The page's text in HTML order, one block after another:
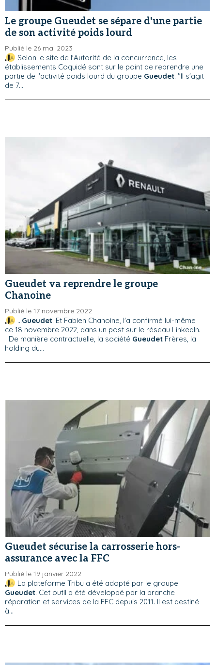
Le groupe Gueudet se sépare d'une partie
de son activité poids lourd
Publié le 26 mai 2023
Selon le site de l'Autorité de la concurrence, les
établissements Coquidé sont sur le point de reprendre une
partie de l'activité poids lourd du groupe Gueudet. "Il s'agit
de 7...
Gueudet va reprendre le groupe
Chanoine
Publié le 17 novembre 2022
...Gueudet. Et Fabien Chanoine, l'a confirmé lui-même
ce 18 novembre 2022, dans un post sur le réseau LinkedIn.
De manière contractuelle, la société Gueudet Frères, la
holding du...
Gueudet sécurise la carrosserie hors-
assurance avec la FFC
Publié le 19 janvier 2022
La plateforme Tribu a été adopté par le groupe
Gueudet. Cet outil a été développé par la branche
réparation et services de la FFC depuis 2011. Il est destiné
à...